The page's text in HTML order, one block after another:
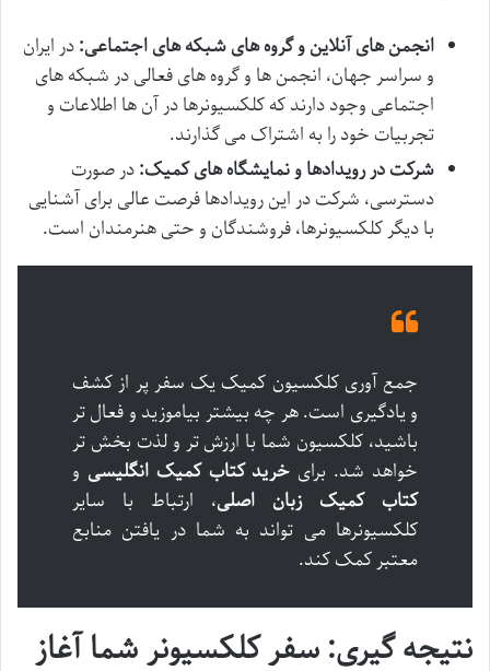
انجمن های آنلاین و گروه های شبکه های اجتماعی:در ایران
و سراسر جهان، انجمن ها و گروه های فعالی در شبکه های
اجتماعی وجود دارند که کلکسیونرها در آن ها اطلاعات و
تجربیات خود را به اشتراک می گذارند.
شرکت در رویدادها و نمایشگاه های کمیک:در صورت
دسترسی، شرکت در این رویدادها فرصت عالی برای آشنایی
با دیگر کلکسیونرها، فروشندگان و حتی هنرمندان است.
جمع آوری کلکسیون کمیک یک سفر پر از کشف
و یادگیری است. هر چه بیشتر بیاموزید و فعال تر
باشید، کلکسیون شما با ارزش تر و لذت بخش تر
خواهد شد. برای خرید کتاب کمیک انگلیسی و
کتاب کمیک زبان اصلی، ارتباط با سایر
کلکسیونرها می تواند به شما در یافتن منابع
معتبر کمک کند.
نتیجه گیری: سفر کلکسیونر شما آغاز